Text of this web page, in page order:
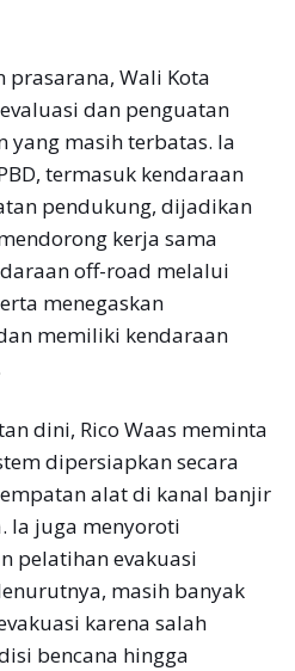
prasarana, Wali Kota
dan penguatan
yang masih terbatas. Ia
termasuk kendaraan
pendukung, dijadikan
kerja sama
off-road melalui
menegaskan
memiliki kendaraan
dini, Rico Waas meminta
dipersiapkan secara
alat di kanal banjir
Ia juga menyoroti
pelatihan evakuasi
masih banyak
karena salah
bencana hingga